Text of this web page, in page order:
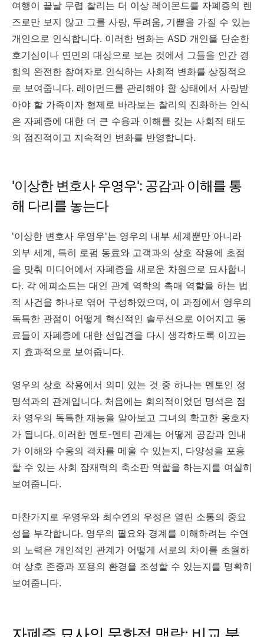
여행이 끝날 무렵 찰리는 더 이상 레이몬드를 자폐증의 렌
즈로만 보지 않고 그를 사랑, 두려움, 기쁨을 가질 수 있는
개인으로 인식합니다. 이러한 변화는 ASD 개인을 단순한
호기심이나 연민의 대상으로 보는 것에서 그들을 인간 경
험의 완전한 참여자로 인식하는 사회적 변화를 상징적으
로 보여줍니다. 레이먼드를 관리해야 할 상태에서 사랑받
아야 할 가족이자 형제로 바라보는 찰리의 진화하는 인식
은 자폐증에 대한 더 큰 수용과 이해를 갖는 사회적 태도
의 점진적이고 지속적인 변화를 반영합니다.
'이상한 변호사 우영우': 공감과 이해를 통
해 다리를 놓는다
'이상한 변호사 우영우'는 영우의 내부 세계뿐만 아니라
외부 세계, 특히 로펌 동료와 고객과의 상호 작용에 초점
을 맞춰 미디어에서 자폐증을 새로운 차원으로 묘사합니
다. 각 에피소드는 대인 관계 역학의 촉매 역할을 하는 법
적 사건을 하나로 엮어 구성하였으며, 이 과정에서 영우의
독특한 관점이 어떻게 혁신적인 솔루션으로 이어지고 동
료들이 자폐증에 대한 선입견을 다시 생각하도록 이끄는
지 효과적으로 보여줍니다.
영우의 상호 작용에서 의미 있는 것 중 하나는 멘토인 정
명석과의 관계입니다. 처음에는 회의적이었던 명석은 점
차 영우의 독특한 재능을 알아보고 그녀의 확고한 옹호자
가 됩니다. 이러한 멘토-멘티 관계는 어떻게 공감과 인내
가 이해와 수용의 격차를 메울 수 있는지, 다양성을 포용
할 수 있는 사회 잠재력의 축소판 역할을 하는지를 여실히
보여줍니다.
마찬가지로 우영우와 최수연의 우정은 열린 소통의 중요
성을 부각합니다. 영우의 필요와 경계를 이해하려는 수연
의 노력은 개인적인 관계가 어떻게 서로의 차이를 초월하
여 상호 존중과 포용의 환경을 조성할 수 있는지를 명확히
보여줍니다.